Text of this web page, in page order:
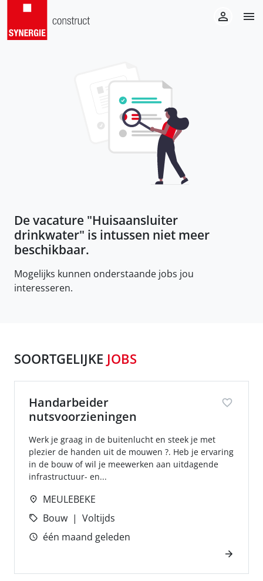
De vacature "Huisaansluiter
drinkwater" is intussen niet meer
beschikbaar.
Mogelijks kunnen onderstaande jobs jou
interesseren.
SOORTGELIJKE JOBS
Handarbeider
nutsvoorzieningen
Werk je graag in de buitenlucht en steek je met
plezier de handen uit de mouwen ?. Heb je ervaring
in de bouw of wil je meewerken aan uitdagende
infrastructuur- en...
MEULEBEKE
Bouw
Voltijds
één maand geleden